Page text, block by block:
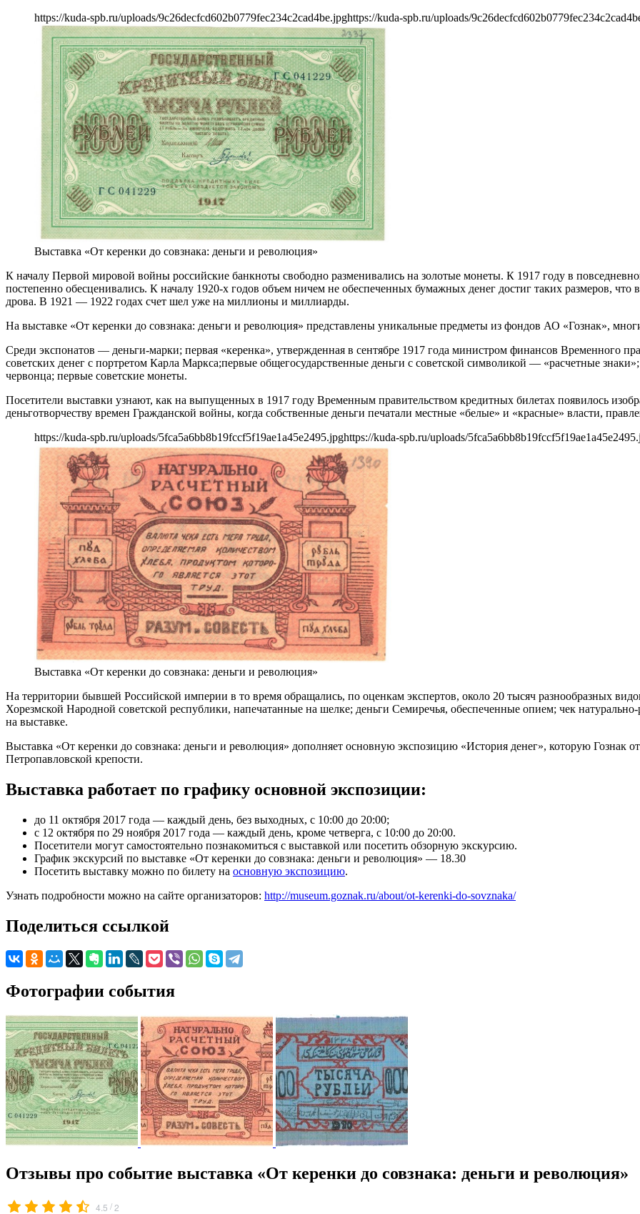
https://kuda-spb.ru/uploads/9c26decfcd602b0779fec234c2cad4be.jpghttps://kuda-spb.ru/uploads/
Выставка «От керенки до совзнака: деньги и революция»
К началу Первой мировой войны российские банкноты свободно разменивались на золотые монеты. К 1917 году в
постепенно обесценивались. К началу 1920-х годов объем ничем не обеспеченных бумажных денег достиг таких размеров,
дрова. В 1921 — 1922 годах счет шел уже на миллионы и миллиарды.
На выставке «От керенки до совзнака: деньги и революция» представлены уникальные предметы из фондов АО «Гознак»,
Среди экспонатов — деньги-марки; первая «керенка», утвержденная в сентябре 1917 года министром финансов Временного
советских денег с портретом Карла Маркса;первые общегосударственные деньги с советской символикой — «расчетные
червонца; первые советские монеты.
Посетители выставки узнают, как на выпущенных в 1917 году Временным правительством кредитных билетах появилось
деньготворчеству времен Гражданской войны, когда собственные деньги печатали местные «белые» и «красные» власти,
https://kuda-spb.ru/uploads/5fca5a6bb8b19fccf5f19ae1a45e2495.jpghttps://kuda-spb.ru/uploads/
Выставка «От керенки до совзнака: деньги и революция»
На территории бывшей Российской империи в то время обращались, по оценкам экспертов, около 20 тысяч разнообразных
Хорезмской Народной советской республики, напечатанные на шелке; деньги Семиречья, обеспеченные опием; чек
на выставке.
Выставка «От керенки до совзнака: деньги и революция» дополняет основную экспозицию «История денег», которую Гознак
Петропавловской крепости.
Выставка работает по графику основной экспозиции:
до 11 октября 2017 года — каждый день, без выходных, с 10:00 до 20:00;
с 12 октября по 29 ноября 2017 года — каждый день, кроме четверга, с 10:00 до 20:00.
Посетители могут самостоятельно познакомиться с выставкой или посетить обзорную экскурсию.
График экскурсий по выставке «От керенки до совзнака: деньги и революция» — 18.30
Посетить выставку можно по билету на основную экспозицию.
Узнать подробности можно на сайте организаторов: http://museum.goznak.ru/about/ot-kerenki-do-sovznaka/
Поделиться ссылкой
Фотографии события
Отзывы про событие выставка «От керенки до совзнака: деньги и революция»
4.5 /2